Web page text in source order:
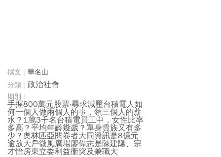
華名山
政治社會
手握800萬元股票‧尋求減壓台積電人如
何一個人做兩個人的事，領三個人的薪
水？1萬3千名台積電員工中，女性比率
多高？平均年齡幾歲？單身貴族又有多
少？奧林匹亞閱卷者大同資訊是8億元
逾放大戶微風廣場廖偉志是陳建隆、宗
才怡房東立委利益衝突及兼職大